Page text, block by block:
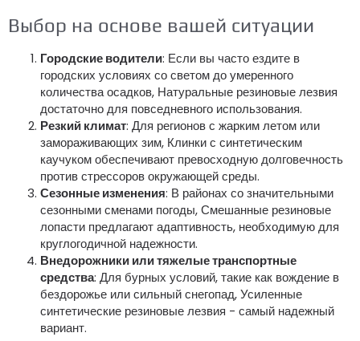
Выбор на основе вашей ситуации
Городские водители: Если вы часто ездите в
городских условиях со светом до умеренного
количества осадков, Натуральные резиновые лезвия
достаточно для повседневного использования.
Резкий климат: Для регионов с жарким летом или
замораживающих зим, Клинки с синтетическим
каучуком обеспечивают превосходную долговечность
против стрессоров окружающей среды.
Сезонные изменения: В районах со значительными
сезонными сменами погоды, Смешанные резиновые
лопасти предлагают адаптивность, необходимую для
круглогодичной надежности.
Внедорожники или тяжелые транспортные
средства: Для бурных условий, такие как вождение в
бездорожье или сильный снегопад, Усиленные
синтетические резиновые лезвия - самый надежный
вариант.